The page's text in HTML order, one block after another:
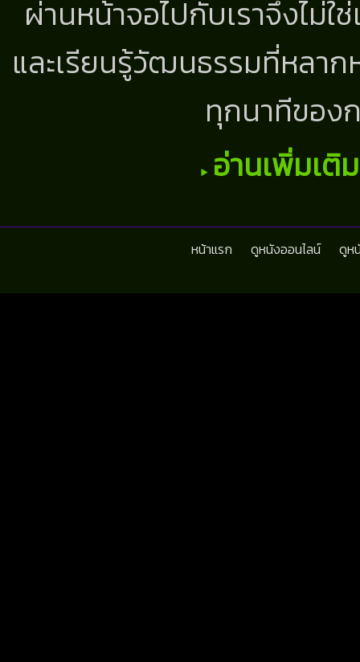
ผ่านหน้าจอไปกับเราจึงไม่
และเรียนรู้วัฒนธรรมที่หลา
ทุกนาทีขอ
อ่านเพิ่มเติ
หน้าแรก ดูหนังออนไลน์ ดูห